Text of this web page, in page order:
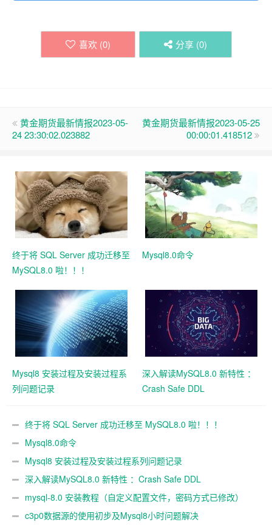
喜欢 (0) 分享 (0)
黄金期货最新情报2023-05-
24 23:30:02.023882
黄金期货最新情报2023-05-25
00:00:01.418512
终于将 SQL Server 成功迁移至
MySQL8.0 啦！！！
Mysql8.0命令
Mysql8 安装过程及安装过程系
列问题记录
深入解读MySQL8.0 新特性 ：
Crash Safe DDL
终于将 SQL Server 成功迁移至 MySQL8.0 啦！！！
Mysql8.0命令
Mysql8 安装过程及安装过程系列问题记录
深入解读MySQL8.0 新特性 ：Crash Safe DDL
mysql-8.0 安装教程（自定义配置文件，密码方式已修改）
c3p0数据源的使用初步及Mysql8小时问题解决